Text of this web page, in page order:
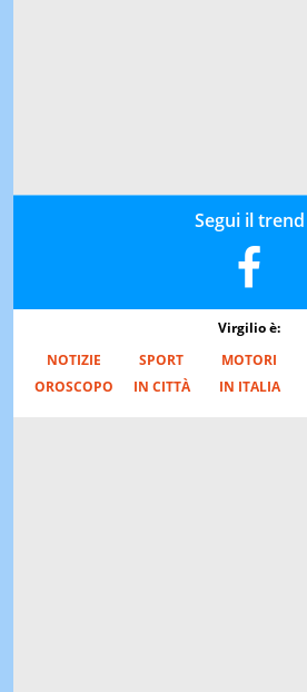
Segui il trend
Virgilio è:
NOTIZIE
SPORT MOTORI
OROSCOPO
IN CITTÀ IN ITALIA